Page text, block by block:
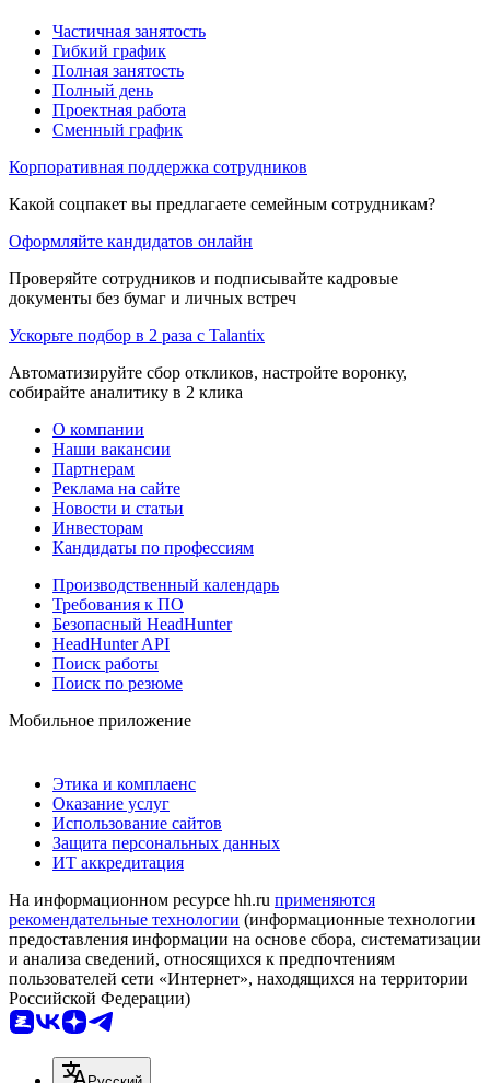
Частичная занятость
Гибкий график
Полная занятость
Полный день
Проектная работа
Сменный график
Корпоративная поддержка сотрудников
Какой соцпакет вы предлагаете семейным сотрудникам?
Оформляйте кандидатов онлайн
Проверяйте сотрудников и подписывайте кадровые
документы без бумаг и личных встреч
Ускорьте подбор в 2 раза с Talantix
Автоматизируйте сбор откликов, настройте воронку,
собирайте аналитику в 2 клика
О компании
Наши вакансии
Партнерам
Реклама на сайте
Новости и статьи
Инвесторам
Кандидаты по профессиям
Производственный календарь
Требования к ПО
Безопасный HeadHunter
HeadHunter API
Поиск работы
Поиск по резюме
Мобильное приложение
Этика и комплаенс
Оказание услуг
Использование сайтов
Защита персональных данных
ИТ аккредитация
На информационном ресурсе hh.ru применяются
рекомендательные технологии (информационные технологии
предоставления информации на основе сбора, систематизации
и анализа сведений, относящихся к предпочтениям
пользователей сети «Интернет», находящихся на территории
Российской Федерации)